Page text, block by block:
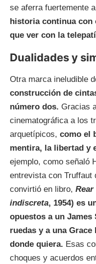
se aferra fuertemente
historia continua con
que ver con la
Dualidades y
Otra marca ineludible
construcción de
número dos. Gracias
cinematográfica a los
arquetípicos, como el
mentira, la libertad y
ejemplo, como señaló
entrevista con Truffaut
convirtió en libro,
indiscreta, 1954) es
opuestos a un
ruedas y a una
donde quiera. Esas
choques y acuerdos